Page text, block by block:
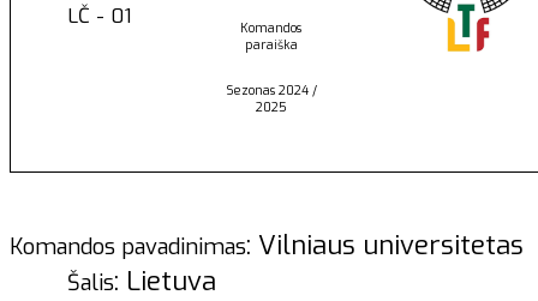
LČ - 01
Komandos
paraiška
Sezonas 2024 /
2025
Komandos pavadinimas: Vilniaus universitetas
Šalis: Lietuva